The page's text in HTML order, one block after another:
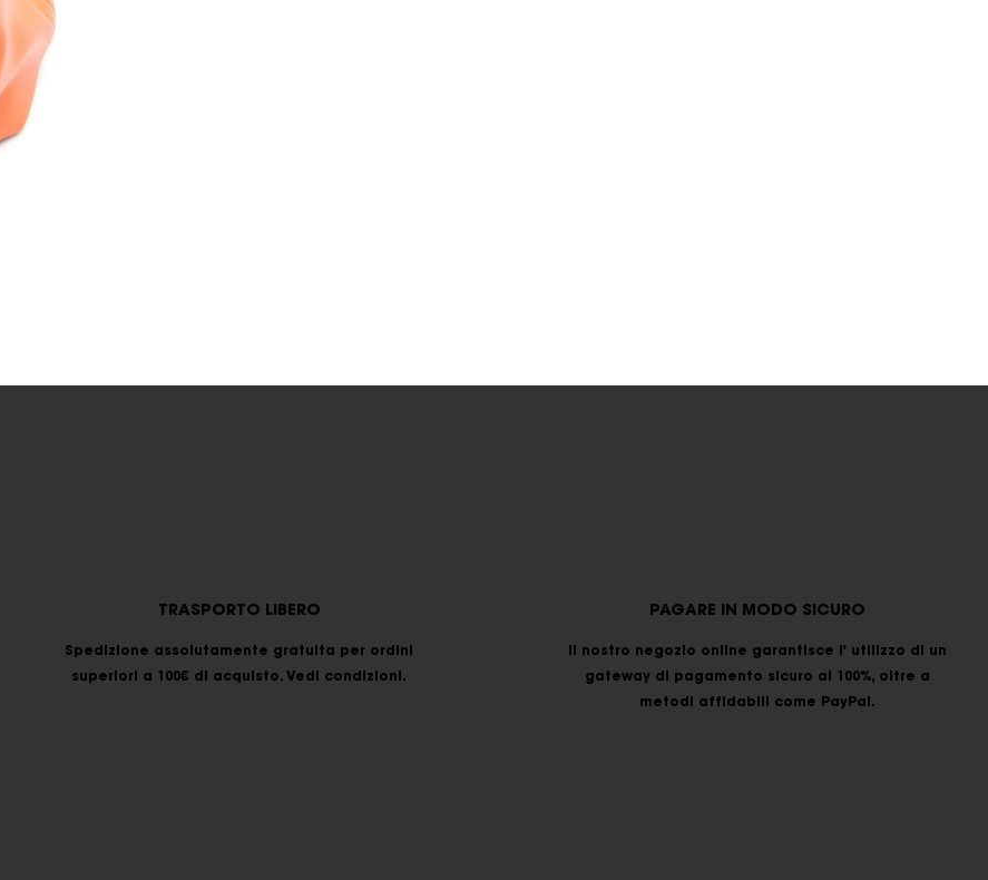
TRASPORTO LIBERO
Spedizione assolutamente gratuita per ordini
superiori a 100€ di acquisto. Vedi condizioni.
PAGARE IN MODO SICURO
Il nostro negozio online garantisce l' utilizzo di un
gateway di pagamento sicuro al 100%, oltre a
metodi affidabili come PayPal.